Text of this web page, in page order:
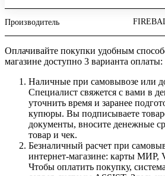
Производитель
Оплачивайте покупки удобным
магазине доступно 3 варианта оплаты:
Наличные при самовывозе или
Специалист свяжется с вами в
уточнить время и заранее
купюры. Вы подписываете
документы, вносите денежные
товар и чек.
Безналичный расчет при
интернет-магазине: карты МИР,
Чтобы оплатить покупку,